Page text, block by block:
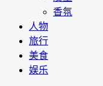
香氛
人物
旅行
美食
娱乐